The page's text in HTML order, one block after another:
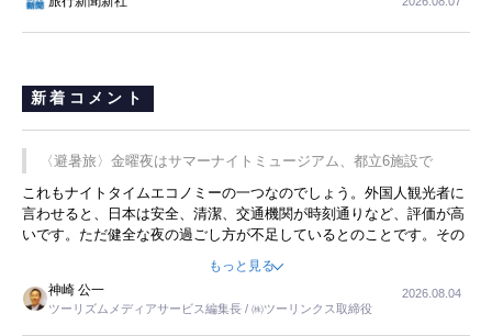
新着コメント
〈避暑旅〉金曜夜はサマーナイトミュージアム、都立6施設で
これもナイトタイムエコノミーの一つなのでしょう。外国人観光者に
言わせると、日本は安全、清潔、交通機関が時刻通りなど、評価が高
いです。ただ健全な夜の過ごし方が不足しているとのことです。その
限らず外国人にとっても楽しみが増えるでしょうね。
もっと見る
神崎 公一
ツーリズムメディアサービス編集長 / ㈱ツーリンクス取締役
2026.08.04